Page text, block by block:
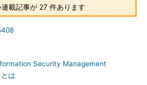
連載記事が 27 件あります
Security Management
は